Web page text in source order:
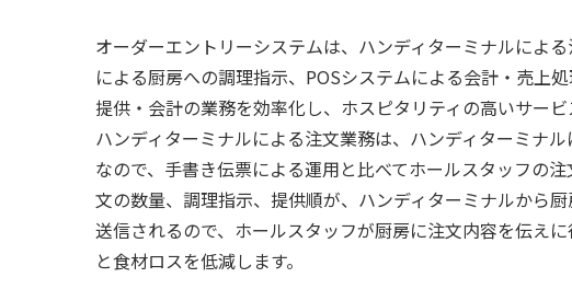
オーダーエントリーシステムは、ハンディターミナルによ
による厨房への調理指示、POSシステムによる会計・売上
提供・会計の業務を効率化し、ホスピタリティの高いサービ
ハンディターミナルによる注文業務は、ハンディターミナ
なので、手書き伝票による運用と比べてホールスタッフの
文の数量、調理指示、提供順が、ハンディターミナルから
送信されるので、ホールスタッフが厨房に注文内容を伝え
と食材ロスを低減します。